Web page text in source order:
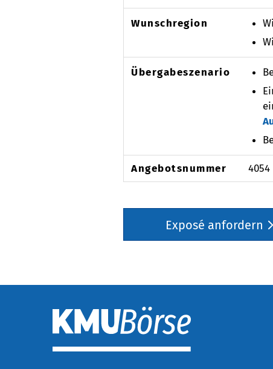
Wunschregion
Übergabeszenario
Angebotsnummer 4054
Exposé anfordern